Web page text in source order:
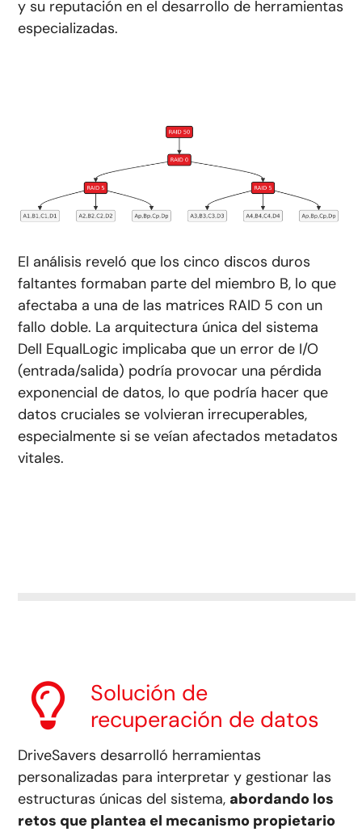
y su reputación en el desarrollo de herramientas
especializadas.
El análisis reveló que los cinco discos duros
faltantes formaban parte del miembro B, lo que
afectaba a una de las matrices RAID 5 con un
fallo doble. La arquitectura única del sistema
Dell EqualLogic implicaba que un error de I/O
(entrada/salida) podría provocar una pérdida
exponencial de datos, lo que podría hacer que
datos cruciales se volvieran irrecuperables,
especialmente si se veían afectados metadatos
vitales.
Solución de
recuperación de datos
DriveSavers desarrolló herramientas
personalizadas para interpretar y gestionar las
estructuras únicas del sistema, abordando los
retos que plantea el mecanismo propietario